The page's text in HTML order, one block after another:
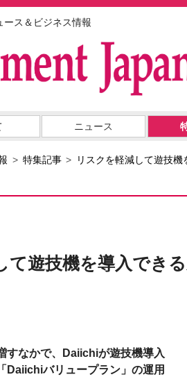
ース＆ビジネス情報
ニュース
特集記事 リスクを軽減して遊技
て遊技機を導入でき
すなかで、Daiichiが遊技機導入
Daiichiバリュープラン」の運用